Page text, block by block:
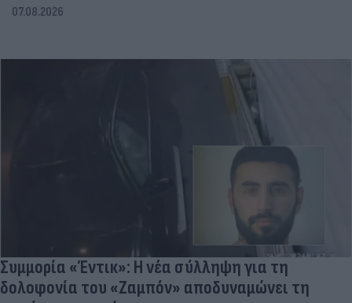
07.08.2026
Συμμορία «Έντικ»: Η νέα σύλληψη για τη
δολοφονία του «Ζαμπόν» αποδυναμώνει τη